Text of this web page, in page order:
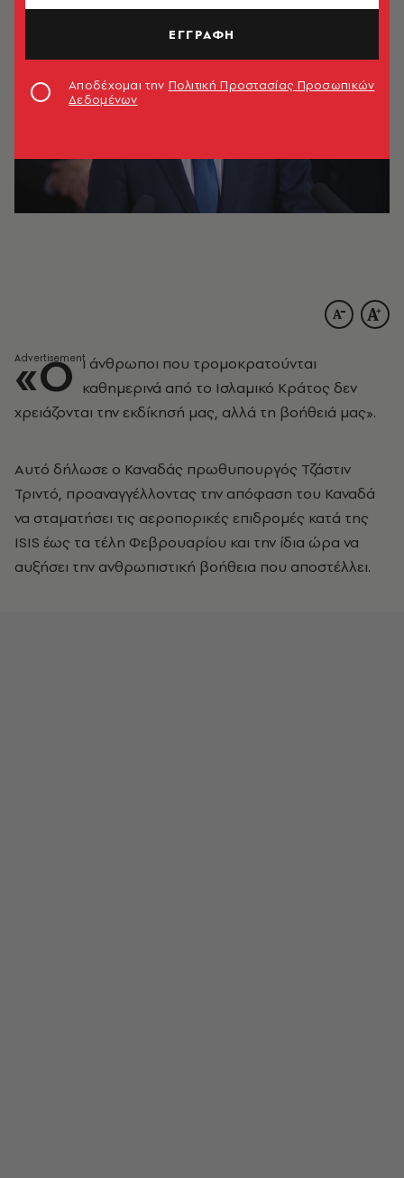
«Ο ι άνθρωποι που τρομοκρατούνται
καθημερινά από το Ισλαμικό Κράτος δεν
χρειάζονται την εκδίκησή μας, αλλά τη βοήθειά μας».
Αυτό δήλωσε ο Καναδάς πρωθυπουργός Τζάστιν
Τριντό, προαναγγέλλοντας την απόφαση του Καναδά
να σταματήσει τις αεροπορικές επιδρομές κατά της
ISIS έως τα τέλη Φεβρουαρίου και την ίδια ώρα να
αυξήσει την ανθρωπιστική βοήθεια που αποστέλλει.
ΕΓΓΡΑΦΗ
Αποδέχομαι την Πολιτική Προστασίας Προσωπικών
Δεδομένων